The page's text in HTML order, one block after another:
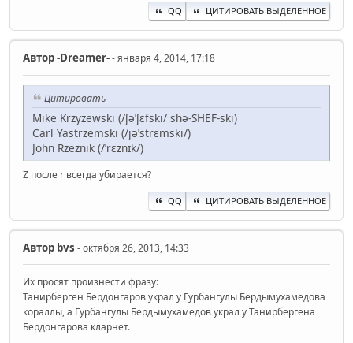
QQ ЦИТИРОВАТЬ ВЫДЕЛЕННОЕ
Автор-Dreamer-- января 4, 2014, 17:18
Цитировать
Mike Krzyzewski (/ʃəˈʃɛfski/ shə-SHEF-ski)
Carl Yastrzemski (/jəˈstrɛmski/)
John Rzeznik (/ˈrɛznɪk/)
Z после r всегда убирается?
QQ ЦИТИРОВАТЬ ВЫДЕЛЕННОЕ
Автор bvs - октября 26, 2013, 14:33
Их просят произнести фразу:
Танирберген Бердонгаров украл у Гурбангулы Бердымухамедова
кораллы, а Гурбангулы Бердымухамедов украл у Танирбергена
Бердонгарова кларнет.